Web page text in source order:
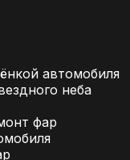
автомобиля
неба
фар